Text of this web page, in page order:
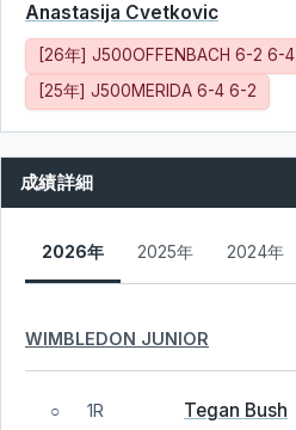
Anastasija Cvetkovic
[26年] J500OFFENBACH 6-2 6-4
[25年] J500MERIDA 6-4 6-2
成績詳細
2026年 2025年 2024年
WIMBLEDON JUNIOR
○ 1R Tegan Bush